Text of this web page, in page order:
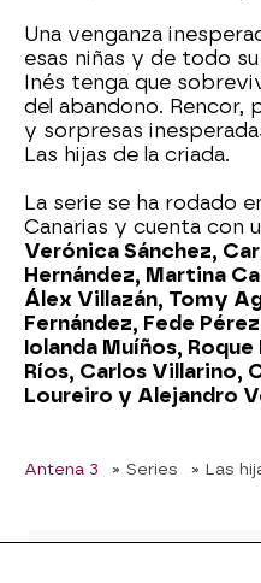
Una venganza
esas niñas y de todo
Inés tenga que
del abandono. Rencor,
y sorpresas
Las hijas de la criada.
La serie se ha rodado
Canarias y cuenta con
Verónica Sánchez,
Hernández, Martina
Álex Villazán, Tomy
Fernández, Fede
Iolanda Muíños,
Ríos, Carlos Villarino,
Loureiro y Alejandro
Antena 3 » Series » Las